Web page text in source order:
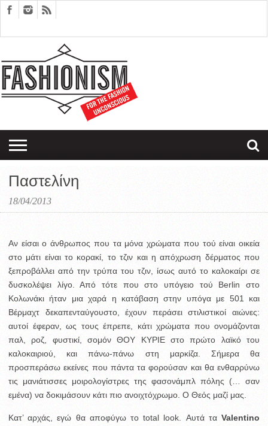
EDITORIALS
COUPLES
THERAPY
SARTORIAGRAM
Παστελίνη
18/04/2013
Αν είσαι ο άνθρωπος που τα μόνα χρώματα που τού είναι οικεία
στο μάτι είναι το κορακί, το τζιν και η απόχρωση δέρματος που
ξεπροβάλλει από την τρύπα του τζιν, ίσως αυτό το καλοκαίρι σε
δυσκολέψει λίγο. Από τότε που στο υπόγειο τού Berlin στο
Κολωνάκι ήταν μια χαρά η κατάβαση στην υπόγα με 501 και
Βέρμαχτ δεκαπενταύγουστο, έχουν περάσει στιλιστικοί αιώνες:
αυτοί έφεραν, ως τους έπρεπε, κάτι χρώματα που ονομάζονται
παλ, ροζ, φυστικί, σομόν ΘΟΥ ΚΥΡΙΕ στο πρώτο λαϊκό του
καλοκαιριού, και πάνω-πάνω στη μαρκίζα. Σήμερα θα
προσπεράσω εκείνες που πάντα τα φορούσαν και θα ενθαρρύνω
τις μανιάτισσες μοιρολογίστρες της φασονάμπλ πόλης (… σαν
εμένα) να δοκιμάσουν κάτι πιο ανοιχτόχρωμο. Ο Θεός μαζί μας.
Κατ’ αρχάς, εγώ θα αποφύγω το total look. Αυτά τα Valentino